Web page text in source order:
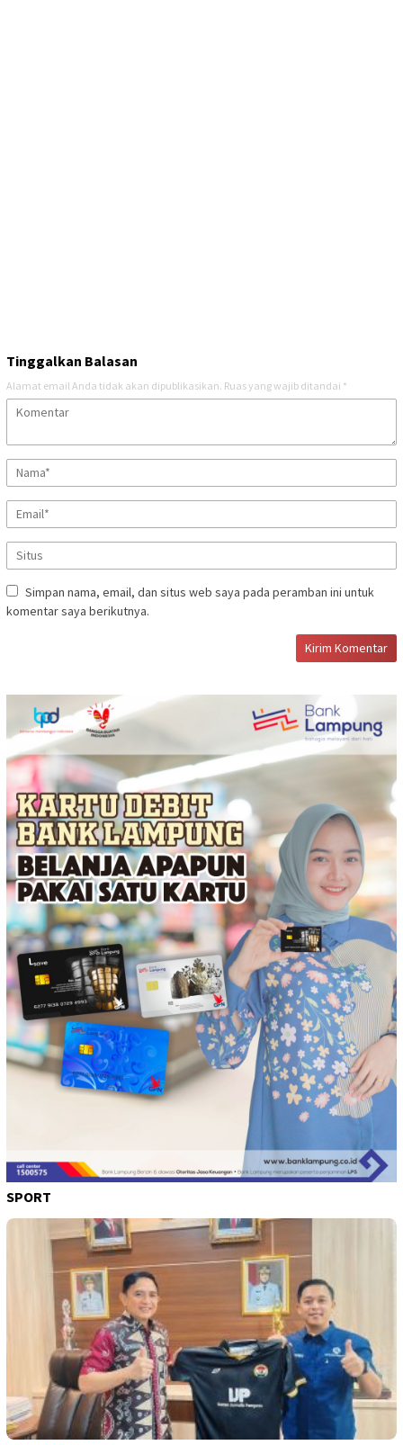
Tinggalkan Balasan
Alamat email Anda tidak akan dipublikasikan. Ruas yang wajib ditandai *
Simpan nama, email, dan situs web saya pada peramban ini untuk
komentar saya berikutnya.
SPORT